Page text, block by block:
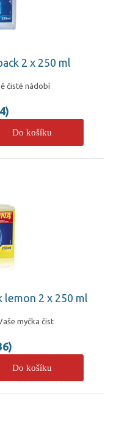
2 x 250 ml
čisté nádobí
Do košíku
lemon 2 x 250 ml
myčka čist
Do košíku